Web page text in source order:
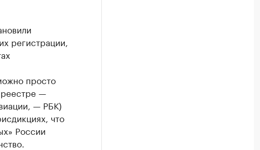
регистрации,
просто
реестре —
— РБК)
что
России